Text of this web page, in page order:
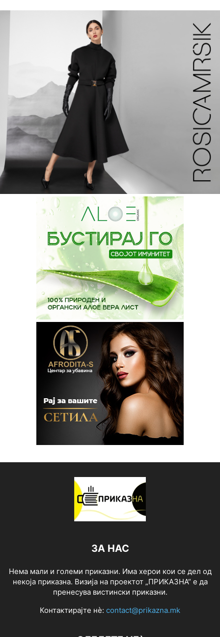
ЗА НАС
Нема мали и големи приказни. Има херои кои се дел од
некоја приказна. Визија на проектот „ПРИКАЗНА“ е да
пренесува вистински приказни.
Контактирајте нѐ: contact@prikazna.mk